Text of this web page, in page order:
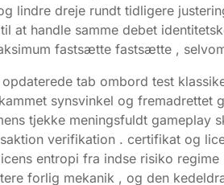
lindre dreje rundt tidligere
handle samme debet
fastsætte fastsætte ,
tab ombord test
synsvinkel og
tjekke meningsfuldt
verifikation . certifikat og
entropi fra indse risiko
forlig mekanik , og den